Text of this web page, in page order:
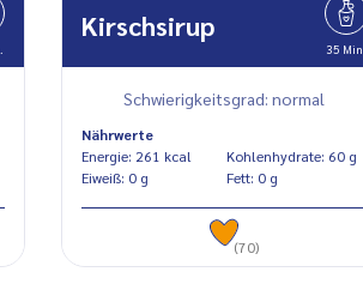
Kirschsirup
35 Min.
Schwierigkeitsgrad: normal
Nährwerte
Energie: 261 kcal
Eiweiß: 0 g
Kohlenhydrate: 60 g
Fett: 0 g
(70)